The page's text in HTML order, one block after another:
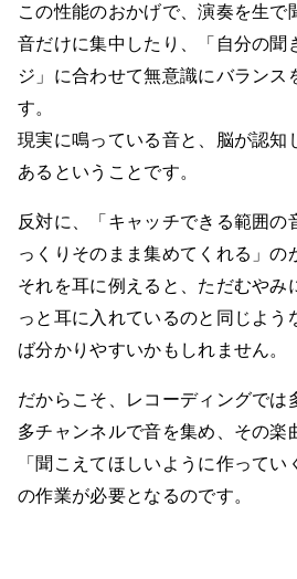
この性能のおかげで、演奏を生で
音だけに集中したり、「自分の聞
ジ」に合わせて無意識にバランス
す。
現実に鳴っている音と、脳が認知
あるということです。
反対に、「キャッチできる範囲の
っくりそのまま集めてくれる」の
それを耳に例えると、ただむやみ
っと耳に入れているのと同じよう
ば分かりやすいかもしれません。
だからこそ、レコーディングでは
多チャンネルで音を集め、その楽
「聞こえてほしいように作って
の作業が必要となるのです。